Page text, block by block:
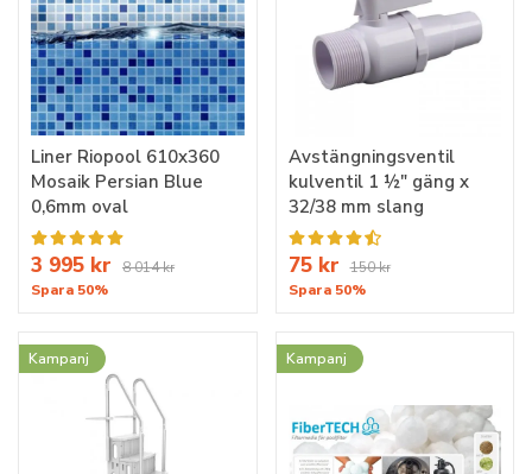
Liner Riopool 610x360
Mosaik Persian Blue
0,6mm oval
3 995 kr
8 014 kr
Spara 50%
Avstängningsventil
kulventil 1 ½" gäng x
32/38 mm slang
75 kr 150 kr
Spara 50%
Kampanj Kampanj